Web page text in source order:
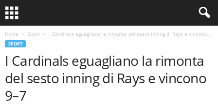
Home Sport I Cardinals eguagliano la rimonta del sesto inning di Rays e vincono...
SPORT
I Cardinals eguagliano la rimonta
del sesto inning di Rays e vincono
9–7